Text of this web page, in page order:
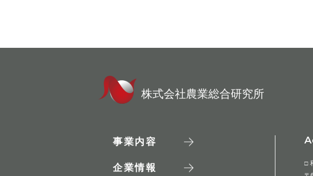
株式会社農業総合研究所
事業内容
企業情報 □